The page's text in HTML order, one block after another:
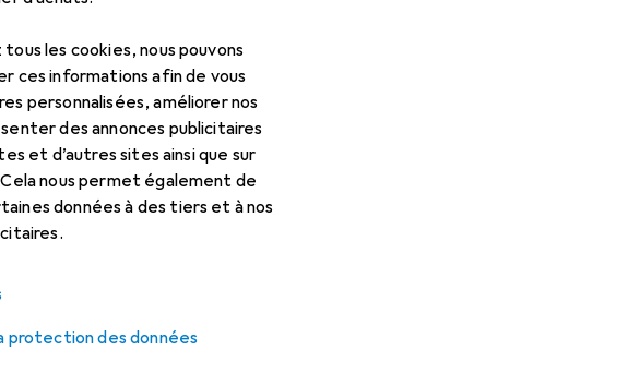
les cookies, nous pouvons
ces informations afin de vous
personnalisées, améliorer nos
des annonces publicitaires
et d’autres sites ainsi que sur
nous permet également de
données à des tiers et à nos
protection des données